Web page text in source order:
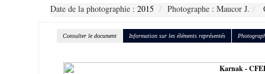
Date de la photographie : 2015 Photographe : Maucor J.
Consulter le document Information sur les éléments représentés